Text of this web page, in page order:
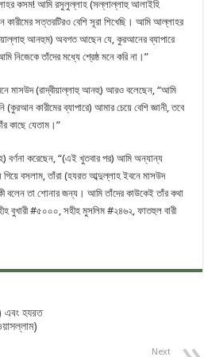
কসম! আমি রসুলুল্লাহ (সল্লাল্লাহু আলাইহি
সত্তরটিরও বেশি সূরা শিখেছি। আমি আল্লাহর
আনহুম) অবগত আছেন যে, কুরআনের ব্যাপারে
নিজেকে তাঁদের মধ্যে শ্রেষ্ঠ মনে করি না।”
মাসউদ (রাদ্বীয়াল্লাহু আনহু) আরও বলেছেন, “আমি
কারীমের ব্যাপারে) আমার চেয়ে বেশি জ্ঞানী, তবে
কাছে যেতাম।”
বর্ণনা করেছেন, “(এই খুতবার পর) আমি অন্যান্য
গিয়ে বসলাম, তাঁরা (হযরত আব্দুল্লাহ ইবনে মাসউদ
বলেন তা শোনার জন্য। আমি তাঁদের কাউকেই তাঁর কথা
বুখারী #৫০০০, সহীহ মুসলিম #২৪৬২, ফাতহুল বারী
এবং হযরত
Next